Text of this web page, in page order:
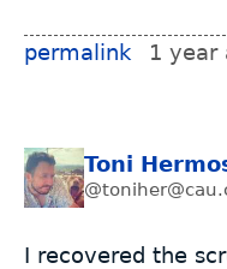
permalink 1 year
Toni
I recovered the